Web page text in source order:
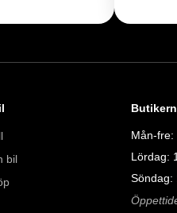
bil
Mån-fre:
Lördag:
Söndag: